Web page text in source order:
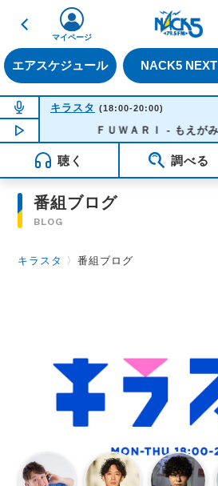
戻る
エアスケジュール NACK5 NEXT
マイページ
NOW ON AIR
キラスタ (18:00-20:00)
NOW PLAYING18:28
ＦＵＷＡＲＩ - もえがみ
聴く 調べる
番組ブログ
BLOG
キラスタ 〉番組ブログ